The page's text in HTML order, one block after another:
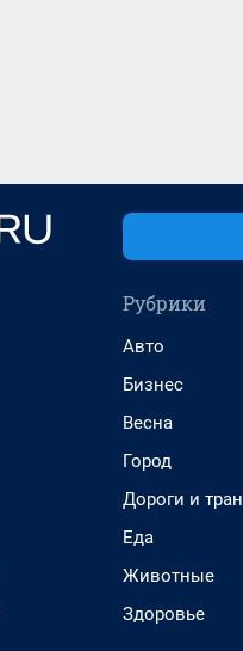
Рубрики
Авто
Бизнес
Весна
Город
Дороги и
Еда
Животные
Здоровье